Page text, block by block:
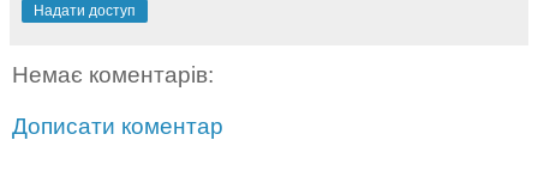
Надати доступ
Немає коментарів:
Дописати коментар